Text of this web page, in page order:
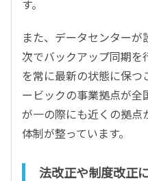
す。
また、データセンター
次でバックアップ同期を
を常に最新の状態に保つ
ービックの事業拠点が全
が一の際にも近くの拠点
体制が整っています。
法改正や制度改正